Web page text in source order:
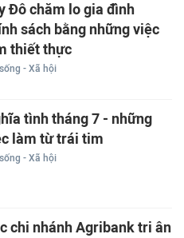
Đô chăm lo gia đình
sách bằng những việc
thiết thực
- Xã hội
tình tháng 7 - những
làm từ trái tim
- Xã hội
chi nhánh Agribank tri ân